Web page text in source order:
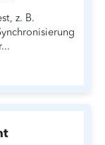
z. B.